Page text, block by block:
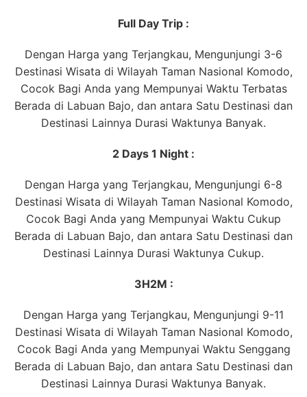
Full Day Trip :
Dengan Harga yang Terjangkau, Mengunjungi 3-6
Destinasi Wisata di Wilayah Taman Nasional Komodo,
Cocok Bagi Anda yang Mempunyai Waktu Terbatas
Berada di Labuan Bajo, dan antara Satu Destinasi dan
Destinasi Lainnya Durasi Waktunya Banyak.
2 Days 1 Night :
Dengan Harga yang Terjangkau, Mengunjungi 6-8
Destinasi Wisata di Wilayah Taman Nasional Komodo,
Cocok Bagi Anda yang Mempunyai Waktu Cukup
Berada di Labuan Bajo, dan antara Satu Destinasi dan
Destinasi Lainnya Durasi Waktunya Cukup.
3H2M :
Dengan Harga yang Terjangkau, Mengunjungi 9-11
Destinasi Wisata di Wilayah Taman Nasional Komodo,
Cocok Bagi Anda yang Mempunyai Waktu Senggang
Berada di Labuan Bajo, dan antara Satu Destinasi dan
Destinasi Lainnya Durasi Waktunya Banyak.